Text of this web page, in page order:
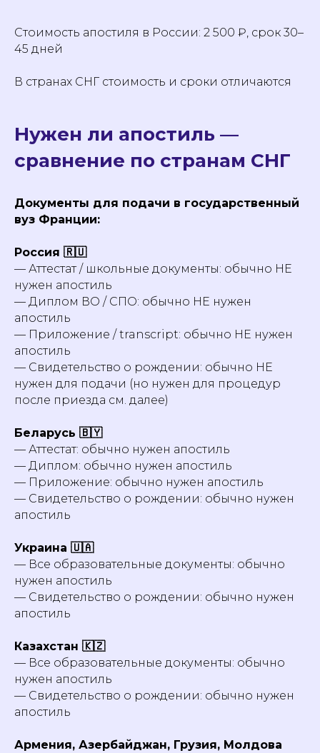
Стоимость апостиля в России: 2 500 ₽, срок 30–
45 дней
В странах СНГ стоимость и сроки отличаются
Нужен ли апостиль —
сравнение по странам СНГ
Документы для подачи в государственный
вуз Франции:
Россия 🇷🇺
— Аттестат / школьные документы: обычно НЕ
нужен апостиль
— Диплом ВО / СПО: обычно НЕ нужен
апостиль
— Приложение / transcript: обычно НЕ нужен
апостиль
— Свидетельство о рождении: обычно НЕ
нужен для подачи (но нужен для процедур
после приезда см. далее)
Беларусь 🇧🇾
— Аттестат: обычно нужен апостиль
— Диплом: обычно нужен апостиль
— Приложение: обычно нужен апостиль
— Свидетельство о рождении: обычно нужен
апостиль
Украина 🇺🇦
— Все образовательные документы: обычно
нужен апостиль
— Свидетельство о рождении: обычно нужен
апостиль
Казахстан 🇰🇿
— Все образовательные документы: обычно
нужен апостиль
— Свидетельство о рождении: обычно нужен
апостиль
Армения, Азербайджан, Грузия, Молдова